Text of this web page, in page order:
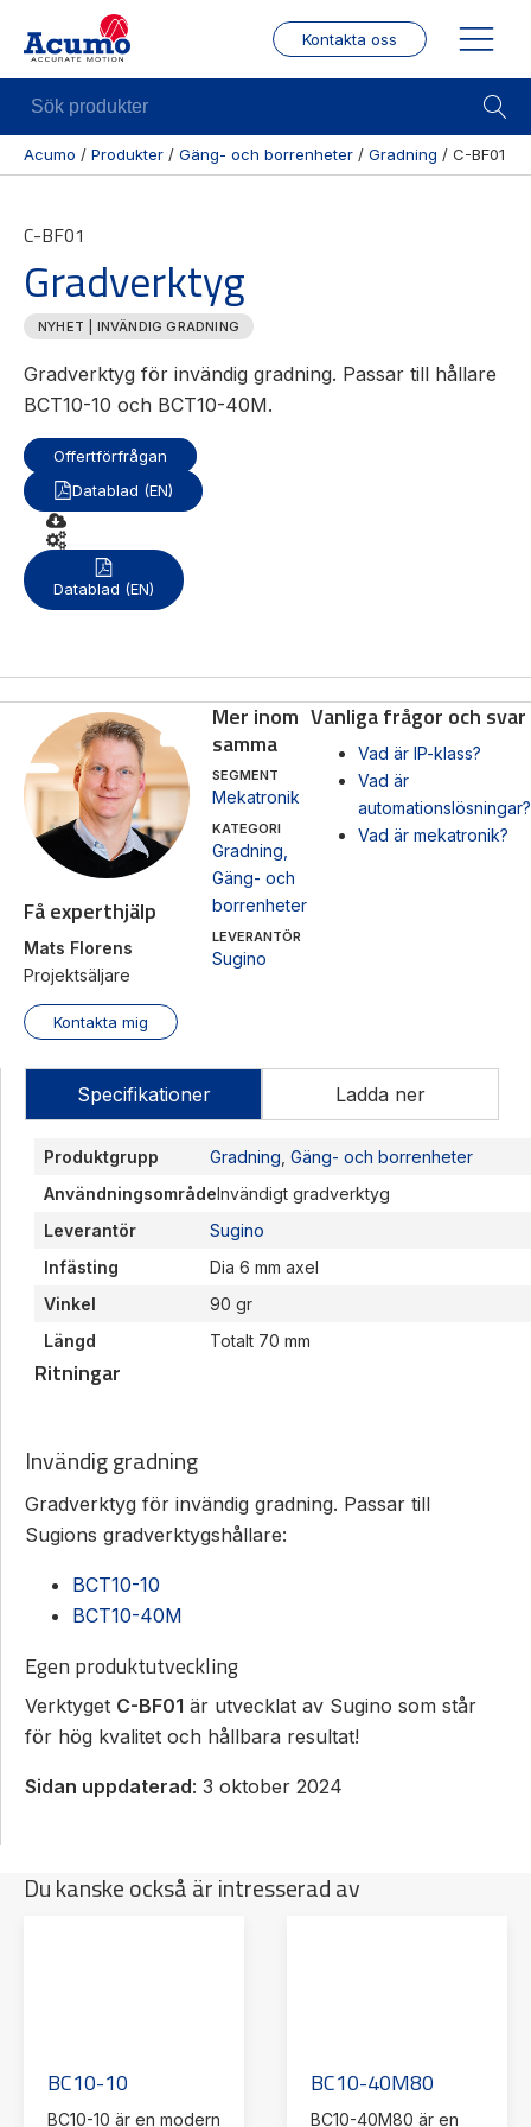
Kontakta oss
Se alla
kategorier
produkter
Se alla
leverantörer
till!
Teknisk
support
Offertförfrågan
Axelkopplingar
Kulskruvar
Räknare
/
Displayer
Givare
Sök
produkter
Acumo / Produkter / Gäng- och borrenheter / Gradning / C-BF01
C-BF01
Gradverktyg
NYHET | INVÄNDIG GRADNING
Gradverktyg för invändig gradning. Passar till hållare
BCT10-10 och BCT10-40M.
Offertförfrågan
Datablad (EN)
Datablad (EN)
Få experthjälp
Mats Florens
Projektsäljare
Kontakta mig
Mer inom
samma
SEGMENT
Mekatronik
KATEGORI
Gradning
Gäng- och
borrenheter
LEVERANTÖR
Sugino
Vanliga frågor och svar
Vad är IP-klass?
Vad är
automationslösningar?
Vad är mekatronik?
Specifikationer Ladda ner
Produktgrupp Gradning Gäng- och borrenheter
AnvändningsområdeInvändigt gradverktyg
Leverantör
Sugino
Infästing
Dia 6 mm axel
Vinkel
90 gr
Längd
Totalt 70 mm
Ritningar
Invändig gradning
Gradverktyg för invändig gradning. Passar till
Sugions gradverktygshållare:
BCT10-10
BCT10-40M
Egen produktutveckling
Verktyget C-BF01 är utvecklat av Sugino som står
för hög kvalitet och hållbara resultat!
Sidan uppdaterad: 3 oktober 2024
Du kanske också är intresserad av
BC10-10
BC10-10 är en modern
BC10-40M80
BC10-40M80 är en